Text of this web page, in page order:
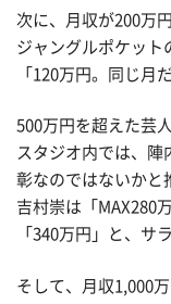
次に、月収が200万
ジャングルポケット
「120万円。同じ月
500万円を超えた芸
スタジオ内では、陣
彰なのではないかと
吉村崇は「MAX280
「340万円」と、サ
そして、月収1,000